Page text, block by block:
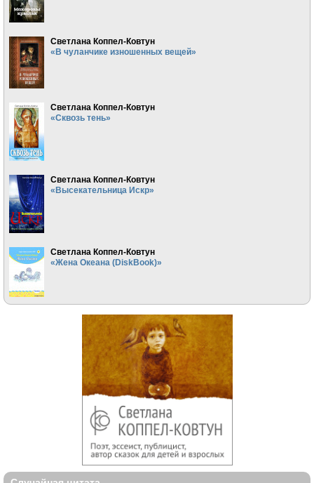
Светлана Коппел-Ковтун
«В чуланчике изношенных вещей»
Светлана Коппел-Ковтун
«Сквозь тень»
Светлана Коппел-Ковтун
«Высекательница Искр»
Светлана Коппел-Ковтун
«Жена Океана (DiskBook)»